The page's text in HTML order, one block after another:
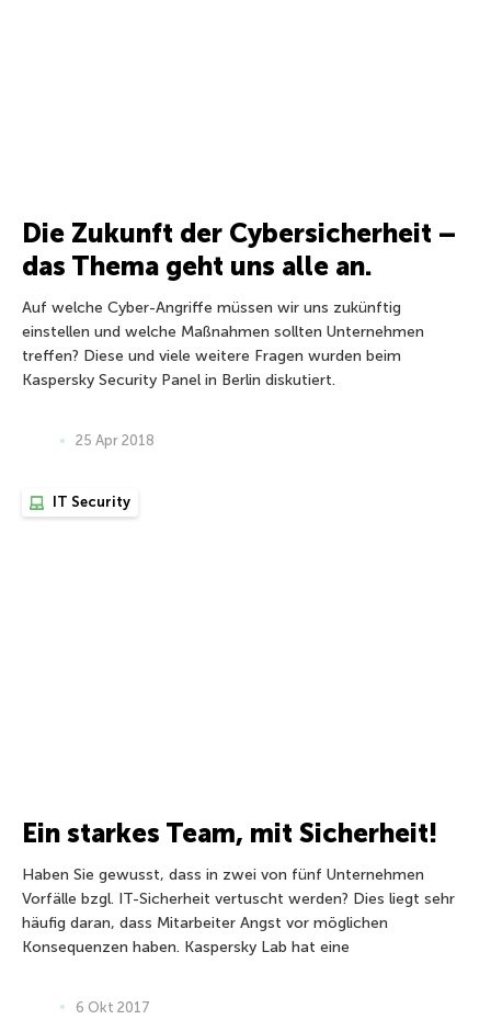
Die Zukunft der Cybersicherheit –
das Thema geht uns alle an.
Auf welche Cyber-Angriffe müssen wir uns zukünftig
einstellen und welche Maßnahmen sollten Unternehmen
treffen? Diese und viele weitere Fragen wurden beim
Kaspersky Security Panel in Berlin diskutiert.
25 Apr 2018
IT Security
Ein starkes Team, mit Sicherheit!
Haben Sie gewusst, dass in zwei von fünf Unternehmen
Vorfälle bzgl. IT-Sicherheit vertuscht werden? Dies liegt sehr
häufig daran, dass Mitarbeiter Angst vor möglichen
Konsequenzen haben. Kaspersky Lab hat eine
6 Okt 2017